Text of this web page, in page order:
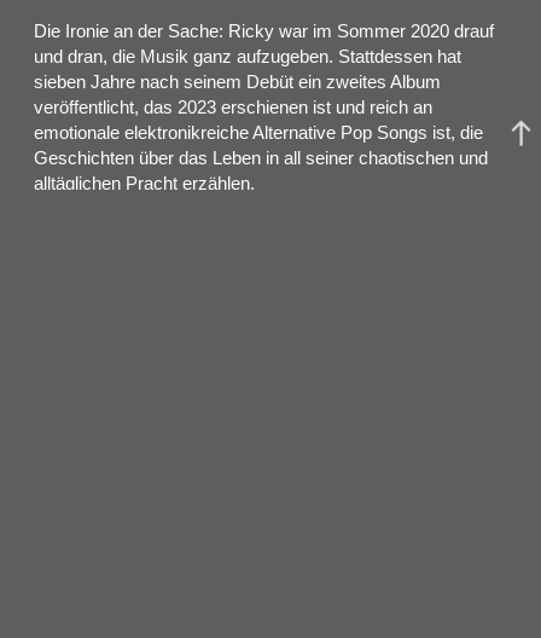
Die Ironie an der Sache: Ricky war im Sommer 2020 drauf
und dran, die Musik ganz aufzugeben. Stattdessen hat
sieben Jahre nach seinem Debüt ein zweites Album
veröffentlicht, das 2023 erschienen ist und reich an
emotionale elektronikreiche Alternative Pop Songs ist, die
Geschichten über das Leben in all seiner chaotischen und
alltäglichen Pracht erzählen.